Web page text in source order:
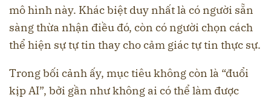
mô hình này. Khác biệt duy nhất là có người sẵn
sàng thừa nhận điều đó, còn có người chọn cách
thể hiện sự tự tin thay cho cảm giác tự tin thực sự.
Trong bối cảnh ấy, mục tiêu không còn là “đuổi
kịp AI”, bởi gần như không ai có thể làm được